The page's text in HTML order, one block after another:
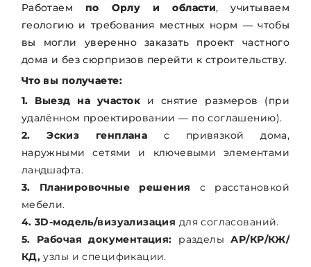
Работаем по Орлу и области, учитываем
геологию и требования местных норм — чтобы
вы могли уверенно заказать проект частного
дома и без сюрпризов перейти к строительству.
Что вы получаете:
1. Выезд на участок и снятие размеров (при
удалённом проектировании — по соглашению).
2. Эскиз генплана с привязкой дома,
наружными сетями и ключевыми элементами
ландшафта.
3. Планировочные решения с расстановкой
мебели.
4. 3D-модель/визуализация для согласований.
5. Рабочая документация: разделы АР/КР/КЖ/
КД,узлы и спецификации.